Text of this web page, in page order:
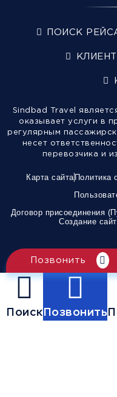
ПОИСК
Sindbad Travel
оказывает услуги в
регулярным
несет
перевозчика и
Карта сайта Политика
Договор присоединения
Создание
Позвонить
ПоискПозвонить